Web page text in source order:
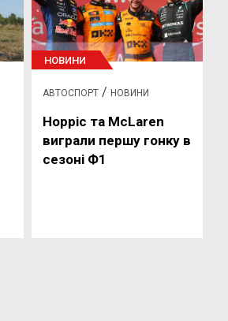
НОВИНИ
АВТОСПОРТ/ НОВИНИ
Норріс та McLaren
виграли першу гонку в
сезоні Ф1